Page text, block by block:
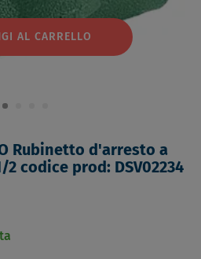
AL CARRELLO
Rubinetto d'arresto a
codice prod: DSV02234